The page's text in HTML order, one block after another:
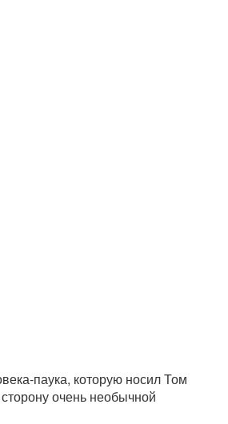
паука, которую носил Том
очень необычной